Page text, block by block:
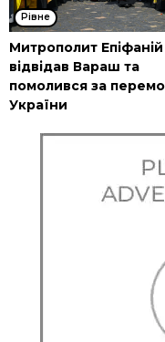
Рівне
Митрополит Епіфаній
відвідав Вараш та
помолився за
України